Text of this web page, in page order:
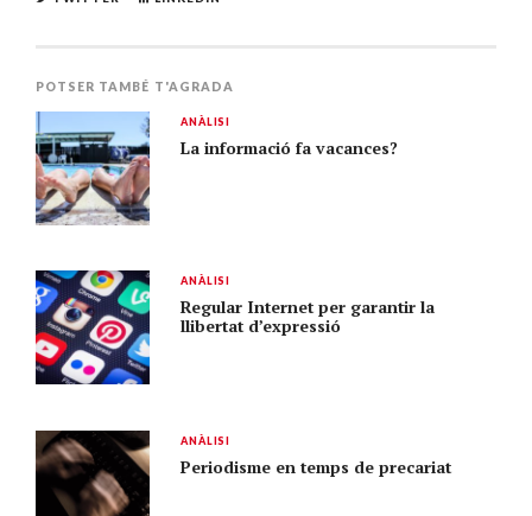
POTSER TAMBÉ T'AGRADA
ANÀLISI
La informació fa vacances?
ANÀLISI
Regular Internet per garantir la
llibertat d’expressió
ANÀLISI
Periodisme en temps de precariat